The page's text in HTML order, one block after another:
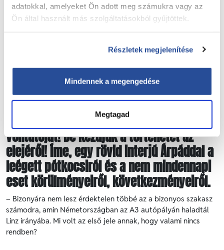
adatokkal, amelyeket Ön adott meg számukra vagy az
Ön által használt más szolgáltatásokból gyűjtöttek.
Részletek megjelenítése
Mindennek a megengedése
Megtagad
nemrégiben az, ami szerencsére nem
pótkocsija, amelyet hatalmas
lélekjelenléttel próbált eloltani és amikor
az nem sikerült, gyors
helyzetfelismerésével megmentette
vontatóját! De kezdjük a történetet az
elejéről! Íme, egy rövid interjú Árpáddal a
leégett pótkocsiról és a nem mindennapi
eset körülményeiről, következményeiről.
– Bizonyára nem lesz érdektelen többé az a bizonyos szakasz
számodra, amin Németországban az A3 autópályán haladtál
Linz irányába. Mi volt az első jele annak, hogy valami nincs
rendben?